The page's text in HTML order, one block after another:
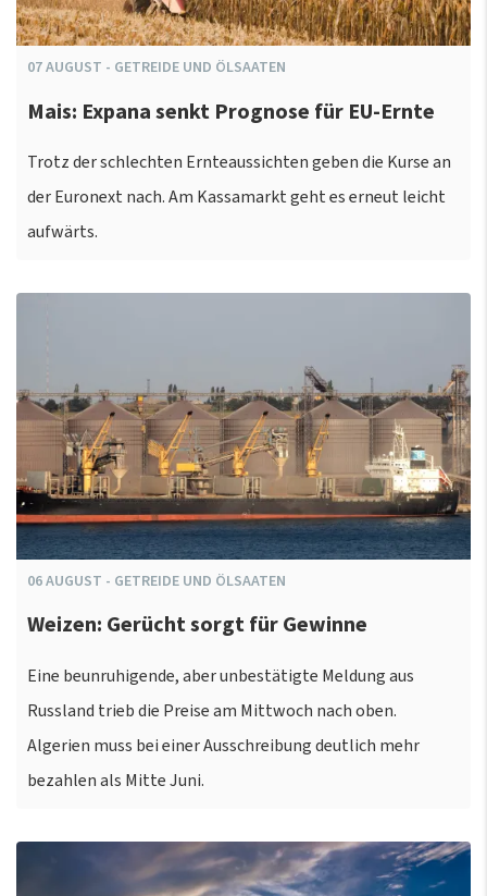
07AUGUST - GETREIDE UND ÖLSAATEN
Mais: Expana senkt Prognose für EU-Ernte
Trotz der schlechten Ernteaussichten geben die Kurse an
der Euronext nach. Am Kassamarkt geht es erneut leicht
aufwärts.
06AUGUST - GETREIDE UND ÖLSAATEN
Weizen: Gerücht sorgt für Gewinne
Eine beunruhigende, aber unbestätigte Meldung aus
Russland trieb die Preise am Mittwoch nach oben.
Algerien muss bei einer Ausschreibung deutlich mehr
bezahlen als Mitte Juni.